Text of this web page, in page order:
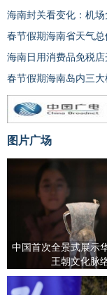
海南封关看变化：机
春节假期海南省天气
海南日用消费品免税
春节假期海南岛内三
图片广场
中国首次全景式展示
王朝文化脉